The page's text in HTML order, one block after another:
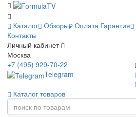
Каталог Обзоры Оплата Гарантия
Контакты
Личный кабинет
Москва
+7 (495) 929-70-22
Telegram
Каталог товаров